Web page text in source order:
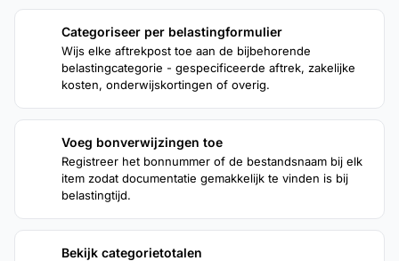
Categoriseer per belastingformulier
Wijs elke aftrekpost toe aan de bijbehorende
belastingcategorie - gespecificeerde aftrek, zakelijke
kosten, onderwijskortingen of overig.
Voeg bonverwijzingen toe
Registreer het bonnummer of de bestandsnaam bij elk
item zodat documentatie gemakkelijk te vinden is bij
belastingtijd.
Bekijk categorietotalen